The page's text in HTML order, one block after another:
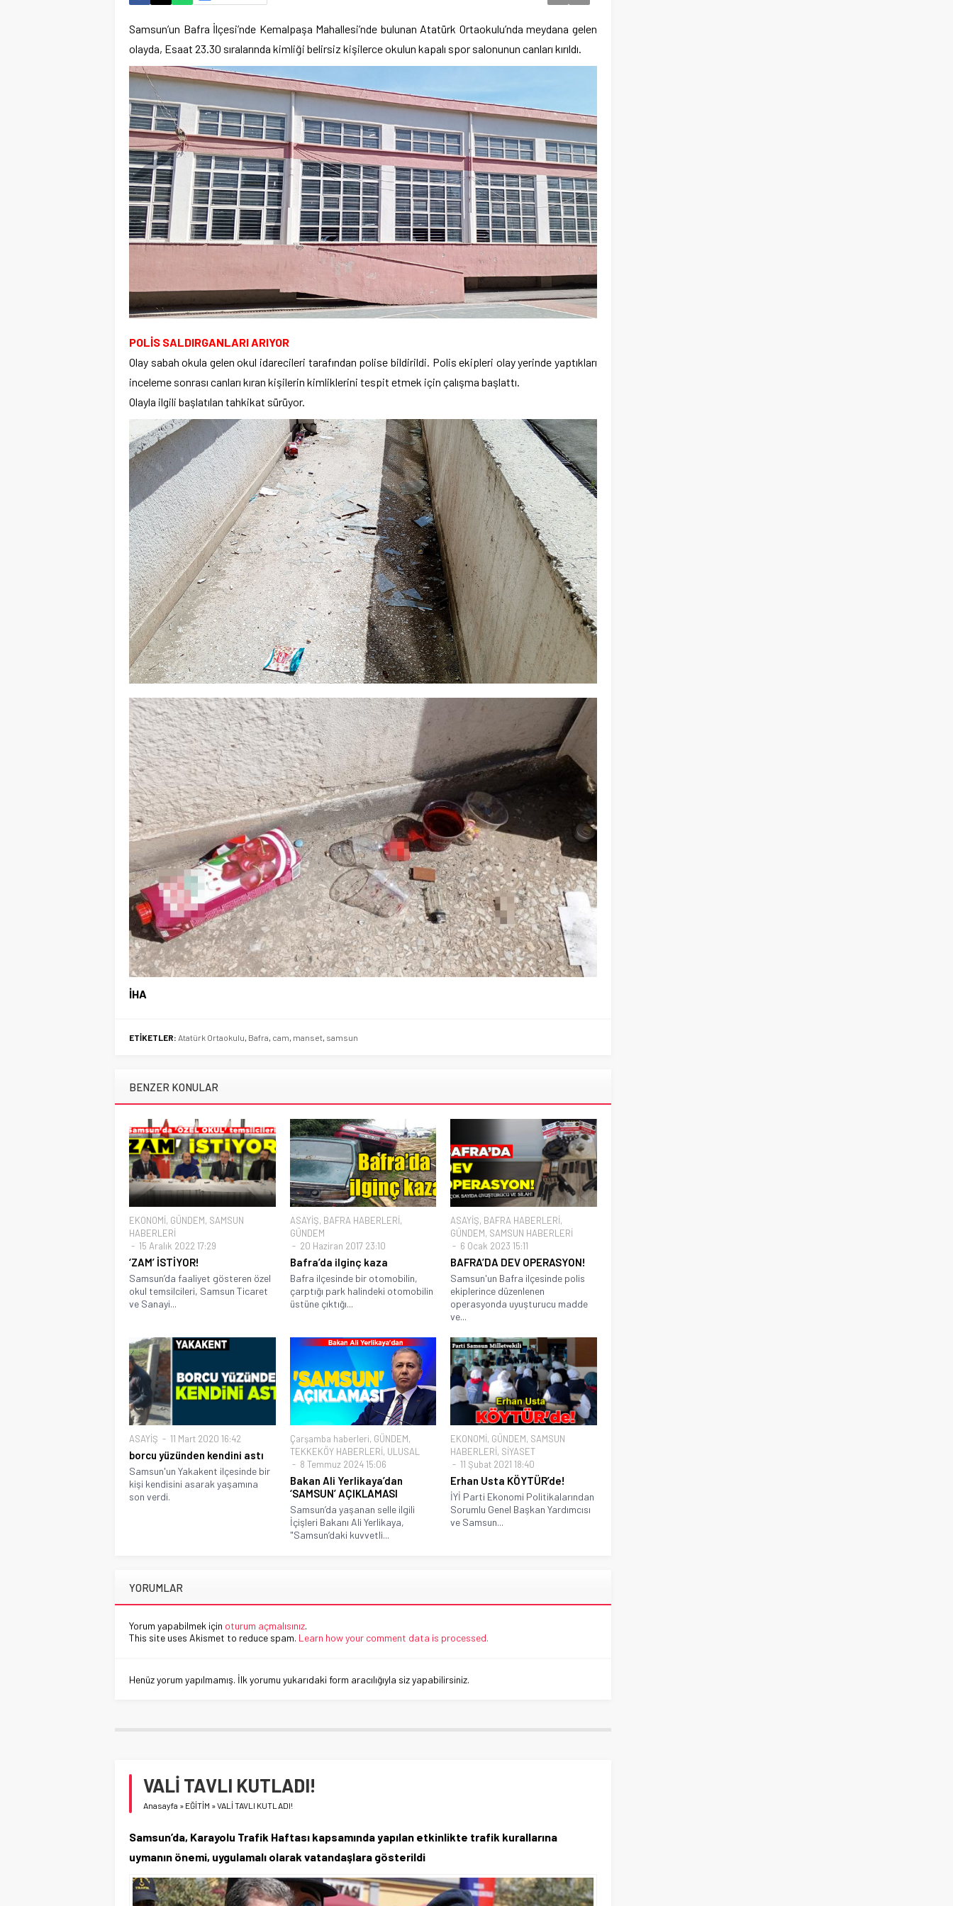
Samsun’un Bafra İlçesi’nde Kemalpaşa Mahallesi’nde bulunan Atatürk Ortaokulu’nda meydana gelen
olayda, Esaat 23.30 sıralarında kimliği belirsiz kişilerce okulun kapalı spor salonunun canları kırıldı.
POLİS SALDIRGANLARI ARIYOR
Olay sabah okula gelen okul idarecileri tarafından polise bildirildi. Polis ekipleri olay yerinde yaptıkları
inceleme sonrası canları kıran kişilerin kimliklerini tespit etmek için çalışma başlattı.
Olayla ilgili başlatılan tahkikat sürüyor.
İHA
ETİKETLER: Atatürk Ortaokulu, Bafra, cam, manset, samsun
BENZER KONULAR
EKONOMİ, GÜNDEM, SAMSUN
HABERLERİ
15 Aralık 2022 17:29
‘ZAM’ İSTİYOR!
Samsun’da faaliyet gösteren özel
okul temsilcileri, Samsun Ticaret
ve Sanayi...
ASAYİŞ, BAFRA HABERLERİ,
GÜNDEM
20 Haziran 2017 23:10
Bafra’da ilginç kaza
Bafra ilçesinde bir otomobilin,
çarptığı park halindeki otomobilin
üstüne çıktığı...
ASAYİŞ, BAFRA HABERLERİ,
GÜNDEM, SAMSUN HABERLERİ
6 Ocak 2023 15:11
BAFRA’DA DEV OPERASYON!
Samsun'un Bafra ilçesinde polis
ekiplerince düzenlenen
operasyonda uyuşturucu madde
ve...
ASAYİŞ 11 Mart 2020 16:42
borcu yüzünden kendini astı
Samsun'un Yakakent ilçesinde bir
kişi kendisini asarak yaşamına
son verdi.
Çarşamba haberleri, GÜNDEM,
TEKKEKÖY HABERLERİ, ULUSAL
8 Temmuz 2024 15:06
Bakan Ali Yerlikaya’dan
‘SAMSUN’ AÇIKLAMASI
Samsun’da yaşanan selle ilgili
İçişleri Bakanı Ali Yerlikaya,
"Samsun’daki kuvvetli...
EKONOMİ, GÜNDEM, SAMSUN
HABERLERİ, SİYASET
11 Şubat 2021 18:40
Erhan Usta KÖYTÜR’de!
İYİ Parti Ekonomi Politikalarından
Sorumlu Genel Başkan Yardımcısı
ve Samsun...
YORUMLAR
Yorum yapabilmek için oturum açmalısınız.
This site uses Akismet to reduce spam. Learn how your comment data is processed.
Henüz yorum yapılmamış. İlk yorumu yukarıdaki form aracılığıyla siz yapabilirsiniz.
VALİ TAVLI KUTLADI!
Anasayfa » EĞİTİM »VALİ TAVLI KUTLADI!
Samsun’da, Karayolu Trafik Haftası kapsamında yapılan etkinlikte trafik kurallarına
uymanın önemi, uygulamalı olarak vatandaşlara gösterildi